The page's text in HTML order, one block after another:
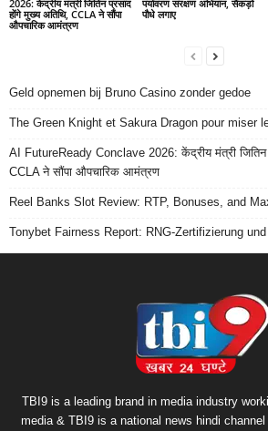
2026: केंद्रीय मंत्री जितिन प्रसाद
होंगे मुख्य अतिथि, CCLA ने सौंपा
औपचारिक आमंत्रण
पर्यावरण संरक्षण अभियान, सैकड़ों
पौधे लगाए
Geld opnemen bij Bruno Casino zonder gedoe
The Green Knight et Sakura Dragon pour miser
AI FutureReady Conclave 2026: केंद्रीय मंत्री जितिन
CCLA ने सौंपा औपचारिक आमंत्रण
Reel Banks Slot Review: RTP, Bonuses, and
Tonybet Fairness Report: RNG-Zertifizierung
TBI9 is a leading brand in media industry
media & TBI9 is a national news hindi